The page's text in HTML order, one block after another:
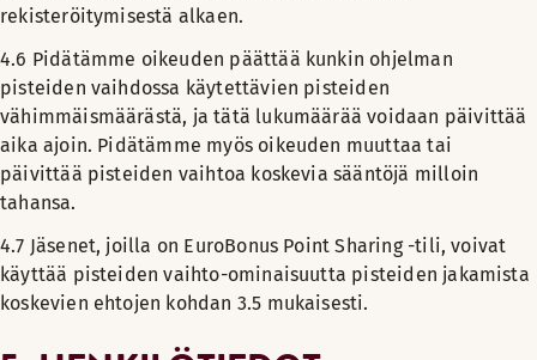
rekisteröitymisestä alkaen.
4.6 Pidätämme oikeuden päättää kunkin ohjelman
pisteiden vaihdossa käytettävien pisteiden
vähimmäismäärästä, ja tätä lukumäärää voidaan päivittää
aika ajoin. Pidätämme myös oikeuden muuttaa tai
päivittää pisteiden vaihtoa koskevia sääntöjä milloin
tahansa.
4.7 Jäsenet, joilla on EuroBonus Point Sharing -tili, voivat
käyttää pisteiden vaihto-ominaisuutta pisteiden jakamista
koskevien ehtojen kohdan 3.5 mukaisesti.